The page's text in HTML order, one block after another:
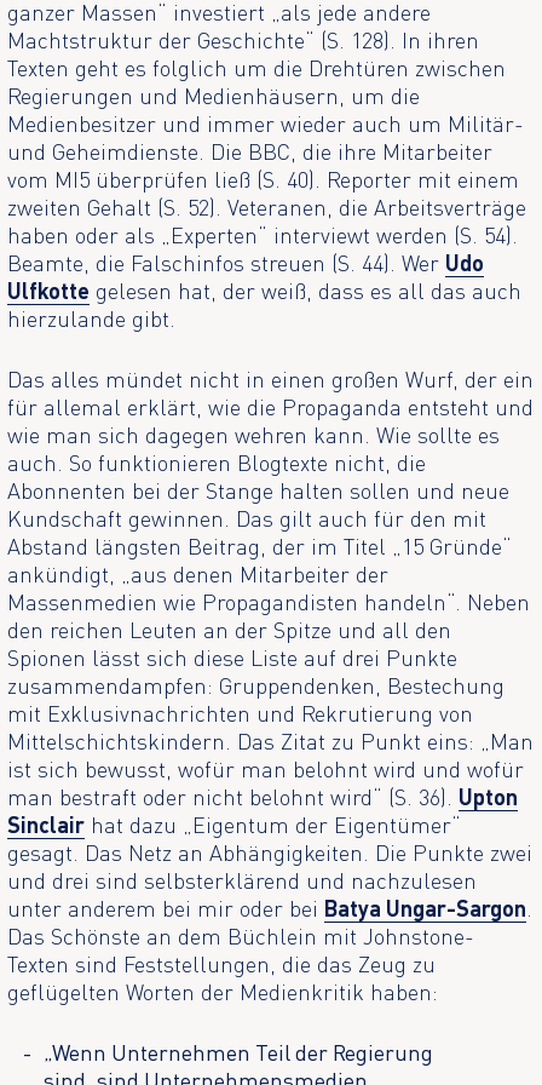
ganzer Massen“ investiert „als jede andere
Machtstruktur der Geschichte“ (S. 128). In ihren
Texten geht es folglich um die Drehtüren zwischen
Regierungen und Medienhäusern, um die
Medienbesitzer und immer wieder auch um Militär-
und Geheimdienste. Die BBC, die ihre Mitarbeiter
vom MI5 überprüfen ließ (S. 40). Reporter mit einem
zweiten Gehalt (S. 52). Veteranen, die Arbeitsverträge
haben oder als „Experten“ interviewt werden (S. 54).
Beamte, die Falschinfos streuen (S. 44). Wer Udo
Ulfkotte gelesen hat, der weiß, dass es all das auch
hierzulande gibt.
Das alles mündet nicht in einen großen Wurf, der ein
für allemal erklärt, wie die Propaganda entsteht und
wie man sich dagegen wehren kann. Wie sollte es
auch. So funktionieren Blogtexte nicht, die
Abonnenten bei der Stange halten sollen und neue
Kundschaft gewinnen. Das gilt auch für den mit
Abstand längsten Beitrag, der im Titel „15 Gründe“
ankündigt, „aus denen Mitarbeiter der
Massenmedien wie Propagandisten handeln“. Neben
den reichen Leuten an der Spitze und all den
Spionen lässt sich diese Liste auf drei Punkte
zusammendampfen: Gruppendenken, Bestechung
mit Exklusivnachrichten und Rekrutierung von
Mittelschichtskindern. Das Zitat zu Punkt eins: „Man
ist sich bewusst, wofür man belohnt wird und wofür
man bestraft oder nicht belohnt wird“ (S. 36). Upton
Sinclair hat dazu „Eigentum der Eigentümer“
gesagt. Das Netz an Abhängigkeiten. Die Punkte zwei
und drei sind selbsterklärend und nachzulesen
unter anderem bei mir oder bei Batya Ungar-Sargon
Das Schönste an dem Büchlein mit Johnstone-
Texten sind Feststellungen, die das Zeug zu
geflügelten Worten der Medienkritik haben:
„Wenn Unternehmen Teil der Regierung
sind, sind Unternehmensmedien